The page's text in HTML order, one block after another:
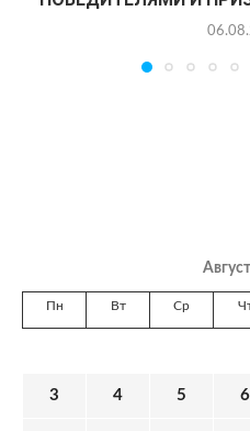
Пн Вт Ср
3 4 5 6